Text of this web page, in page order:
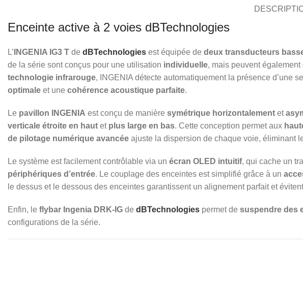
Enceinte active à 2 voies dBTechnologies
L’ INGENIA IG3 T de dBTechnologies est équipée de deux transducteurs
de la série sont conçus pour une utilisation individuelle, mais peuvent également
technologie infrarouge, INGENIA détecte automatiquement la présence d’une
optimale et une cohérence acoustique parfaite.
Le pavillon INGENIA est conçu de manière symétrique horizontalement et
verticale étroite en haut et plus large en bas. Cette conception permet aux
de pilotage numérique avancée ajuste la dispersion de chaque voie, éliminant
Le système est facilement contrôlable via un écran OLED intuitif, qui cache un
périphériques d’entrée. Le couplage des enceintes est simplifié grâce à un
le dessus et le dessous des enceintes garantissent un alignement parfait et
Enfin, le flybar Ingenia DRK-IG de dBTechnologies permet de suspendre des
configurations de la série.